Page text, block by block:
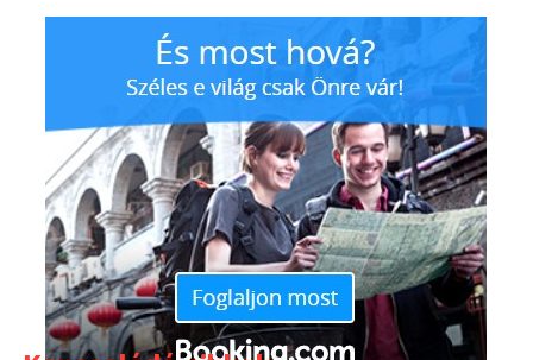
tulajdonképpen kivette belőle a lényegi tartalmat,
hogy előadhassa a dalt. Eduard Khil fizimiskája,
előadásmódja azonnal az internet sztárjává tette és a
netes közösségek számára mind a mai napig
himnuszként él tovább a Trolololo-dal. Eduard Khil
még április elején kapott stroke-ot, egy
szentpétervári kórházba került, ahol kómába esett
és abból soha többé nem ébredt fel.